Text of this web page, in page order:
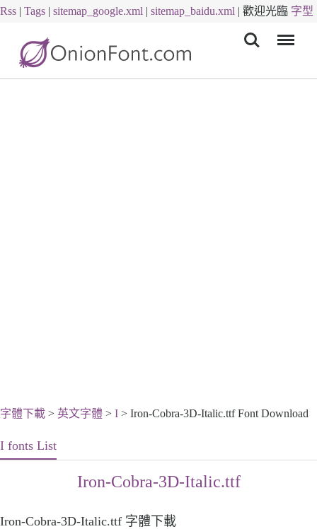
Rss | Tags | sitemap_google.xml | sitemap_baidu.xml | 歡迎光臨 字型
字體下載 > 英文字體 > I > Iron-Cobra-3D-Italic.ttf Font Download
I fonts List
Iron-Cobra-3D-Italic.ttf
Iron-Cobra-3D-Italic.ttf 字體下載